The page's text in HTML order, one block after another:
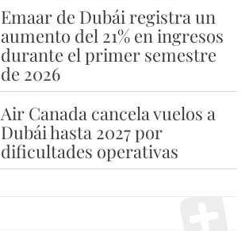
Emaar de Dubái registra un
aumento del 21% en ingresos
durante el primer semestre
de 2026
Air Canada cancela vuelos a
Dubái hasta 2027 por
dificultades operativas